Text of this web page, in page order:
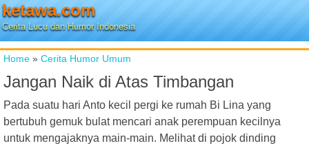
ketawa.com
Cerita Lucu dan Humor Indonesia
Home » Cerita Humor Umum
Jangan Naik di Atas Timbangan
Pada suatu hari Anto kecil pergi ke rumah Bi Lina yang
bertubuh gemuk bulat mencari anak perempuan kecilnya
untuk mengajaknya main-main. Melihat di pojok dinding